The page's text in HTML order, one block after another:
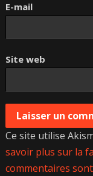
E-mail
Site web
Ce site utilise
savoir plus sur la
commentaires